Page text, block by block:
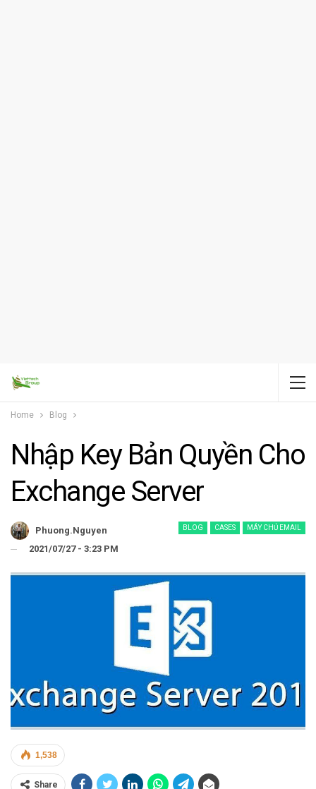
Home Blog
Nhập Key Bản Quyền Cho
Exchange Server
BLOG CASES MÁY CHỦ EMAIL
Phuong.nguyen
2021/07/27 - 3:23 PM
1,538
Share